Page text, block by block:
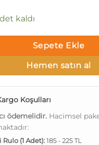
kaldı
Sepete Ekle
Hemen satın al
Koşulları
ödemelidir. Hacimsel
Rulo (1 Adet):185 - 225 TL